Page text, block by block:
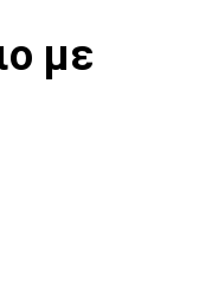
με